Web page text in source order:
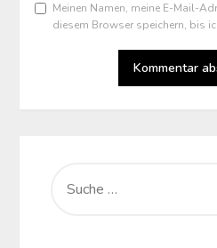
Meinen Namen, meine E-Mail-
diesem Browser speichern, bis
NACH: